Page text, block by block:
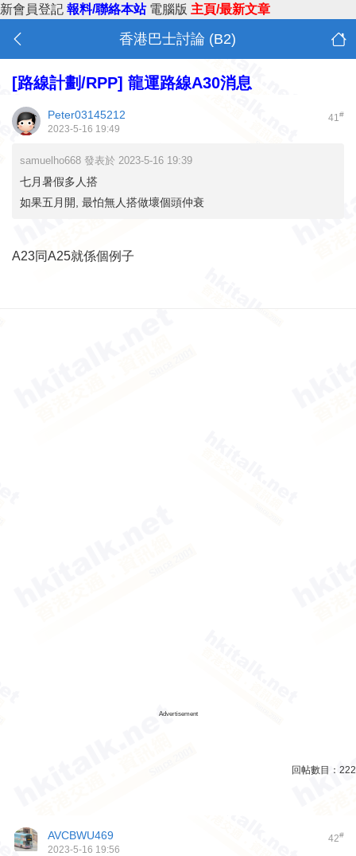
新會員登記 報料/聯絡本站 電腦版 主頁/最新文章
香港巴士討論 (B2)
[路線計劃/RPP] 龍運路線A30消息
41#
Peter03145212
2023-5-16 19:49
samuelho668 發表於 2023-5-16 19:39
七月暑假多人搭
如果五月開, 最怕無人搭做壞個頭仲衰
A23同A25就係個例子
Advertisement
回帖數目： 222
42#
AVCBWU469
2023-5-16 19:56